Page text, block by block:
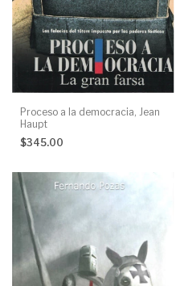
Proceso a la democracia, Jean
Haupt
$345.00